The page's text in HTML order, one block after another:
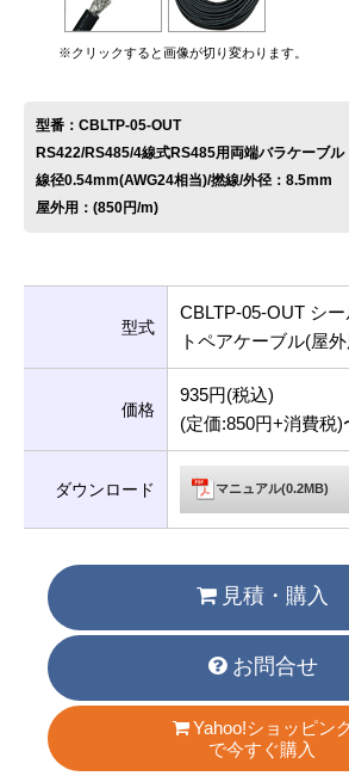
※クリックすると画像が切り変わります。
型番：CBLTP-05-OUT
RS422/RS485/4線式RS485用両端バラケーブル
線径0.54mm(AWG24相当)/撚線/外径：8.5mm
屋外用：(850円/m)
型式
CBLTP-05-OUT シ
トペアケーブル(屋
価格
935円(税込)
(定価:850円+消費税)
ダウンロード マニュアル(0.2MB)
見積・購入
お問合せ
Yahoo!ショッピン
で今すぐ購入